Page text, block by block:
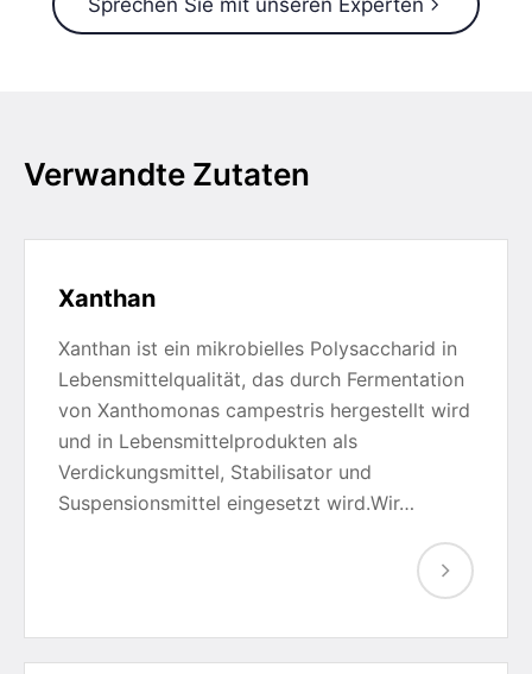
Verwandte Zutaten
Xanthan
Xanthan ist ein mikrobielles Polysaccharid in
Lebensmittelqualität, das durch Fermentation
von Xanthomonas campestris hergestellt wird
und in Lebensmittelprodukten als
Verdickungsmittel, Stabilisator und
Suspensionsmittel eingesetzt wird.Wir…